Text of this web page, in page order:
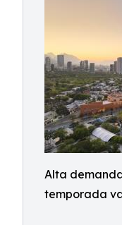
Alta
temporada